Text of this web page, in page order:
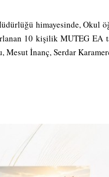
himayesinde, Okul
10 kişilik MUTEG
Mesut İnanç, Serdar